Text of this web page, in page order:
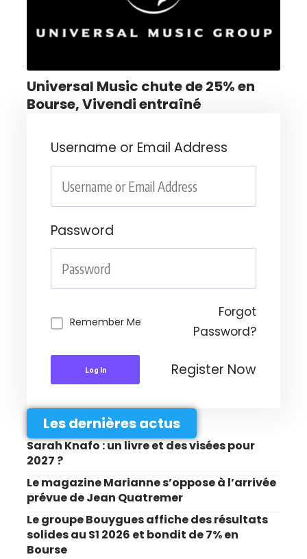
Universal Music chute de 25% en
Bourse, Vivendi entraîné
Username or Email Address
Password
Remember Me
Forgot
Password?
Log In Register Now
Les dernières actus
Sarah Knafo : un livre et des visées pour
2027 ?
Le magazine Marianne s’oppose à l’arrivée
prévue de Jean Quatremer
Le groupe Bouygues affiche des résultats
solides au S1 2026 et bondit de 7% en
Bourse